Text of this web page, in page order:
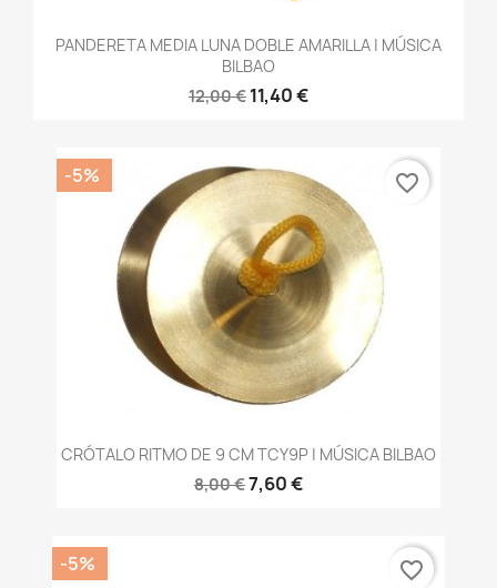
PANDERETA MEDIA LUNA DOBLE AMARILLA | MÚSICA
BILBAO
12,00 € 11,40 €
CRÓTALO RITMO DE 9 CM TCY9P | MÚSICA BILBAO
8,00 €7,60 €
-5% favorite_border
-5% favorite_border